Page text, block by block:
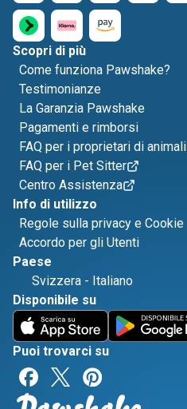
Scopri di più
Come funziona Pawshake?
Testimonianze
La Garanzia Pawshake
Pagamenti e rimborsi
FAQ per i proprietari di animali
FAQ per i Pet Sitter
Centro Assistenza
Info di utilizzo
Regole sulla privacy e Cookie
Accordo per gli Utenti
Paese
Svizzera - Italiano
Disponibile su
Puoi trovarci su